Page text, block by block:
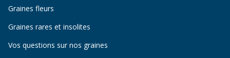
Graines fleurs
Graines rares et insolites
Vos questions sur nos graines